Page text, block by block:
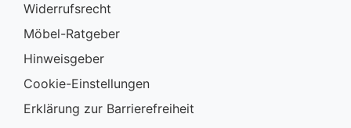
Widerrufsrecht
Möbel-Ratgeber
Hinweisgeber
Cookie-Einstellungen
Erklärung zur Barrierefreiheit